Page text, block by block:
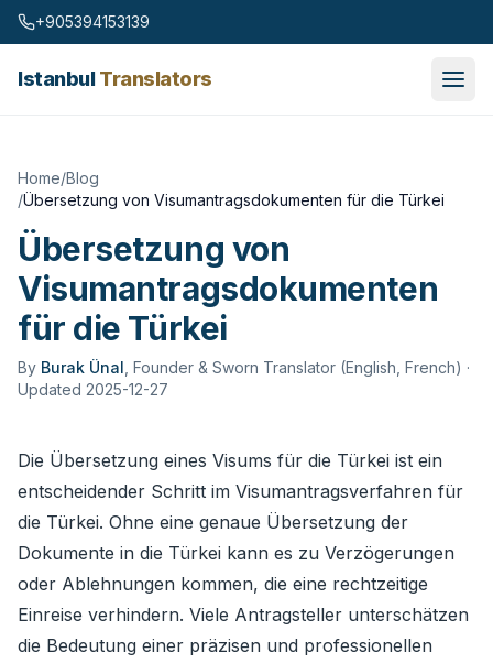
Skip to content
+905394153139
IstanbulTranslators
Home/Blog
/Übersetzung von Visumantragsdokumenten für die Türkei
Übersetzung von
Visumantragsdokumenten
für die Türkei
By Burak Ünal Founder & Sworn Translator (English, French) ·
Updated 2025-12-27
Die Übersetzung eines Visums für die Türkei ist ein
entscheidender Schritt im Visumantragsverfahren für
die Türkei. Ohne eine genaue Übersetzung der
Dokumente in die Türkei kann es zu Verzögerungen
oder Ablehnungen kommen, die eine rechtzeitige
Einreise verhindern. Viele Antragsteller unterschätzen
die Bedeutung einer präzisen und professionellen